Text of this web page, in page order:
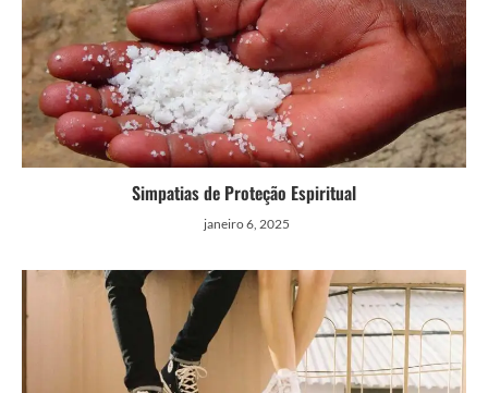
Simpatias de Proteção Espiritual
janeiro 6, 2025